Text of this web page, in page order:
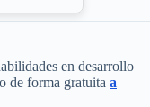
en desarrollo
de forma gratuita a